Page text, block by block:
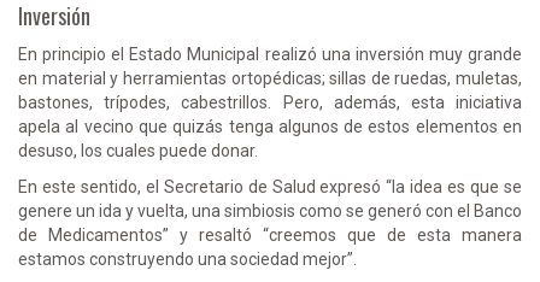
Inversión
En principio el Estado Municipal realizó una inversión muy grande
en material y herramientas ortopédicas; sillas de ruedas, muletas,
bastones, trípodes, cabestrillos. Pero, además, esta iniciativa
apela al vecino que quizás tenga algunos de estos elementos en
desuso, los cuales puede donar.
En este sentido, el Secretario de Salud expresó “la idea es que se
genere un ida y vuelta, una simbiosis como se generó con el Banco
de Medicamentos” y resaltó “creemos que de esta manera
estamos construyendo una sociedad mejor”.